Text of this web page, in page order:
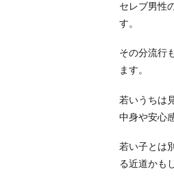
男
と
合
え
場
に
セレブ男性
す。
その分流行
ます。
若いうちは
中身や安心
若い子とは
る近道かも